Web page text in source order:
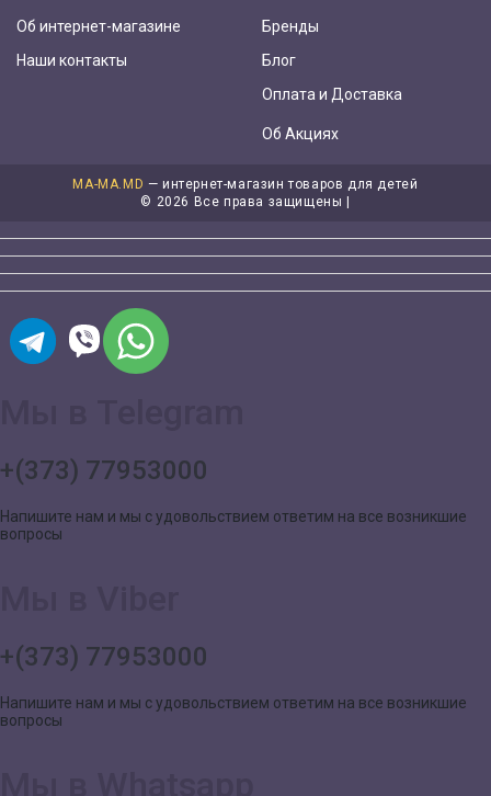
Об интернет-магазине
Наши контакты
Бренды
Блог
Оплата и Доставка
Об Акциях
MA-MA.MD — интернет-магазин товаров для детей
© 2026 Все права защищены |
+(373) 77953000
Напишите нам и мы с удовольствием ответим на все возникшие
вопросы
+(373) 77953000
Напишите нам и мы с удовольствием ответим на все возникшие
вопросы